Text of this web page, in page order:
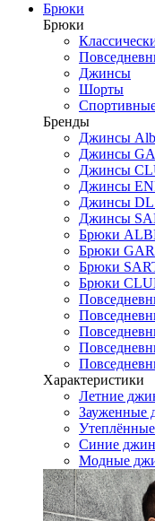
Брюки
Брюки
Джинсы
Шорты
Бренды
Джинсы
Джинсы
Джинсы
Джинсы
Джинсы
Джинсы
Брюки
Брюки
Брюки
Брюки
Характеристики
Летние
Зауженные
Синие
Модные